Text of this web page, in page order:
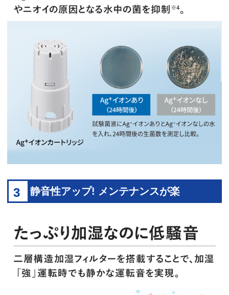
3 静音性アップ! メンテナンスが楽